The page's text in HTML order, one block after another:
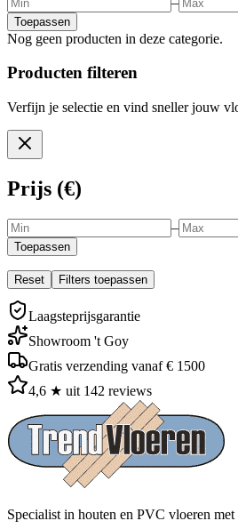
Toepassen
Nog geen producten in deze categorie.
Producten filteren
Verfijn je selectie en vind sneller jouw
Prijs (€)
–
Toepassen
Reset Filters toepassen
Laagsteprijsgarantie
Showroom 't Goy
Gratis verzending vanaf € 1500
4,6 ★ uit 142 reviews
Specialist in houten en PVC vloeren met